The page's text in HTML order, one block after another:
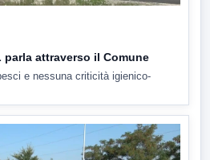
parla attraverso il Comune
e nessuna criticità igienico-